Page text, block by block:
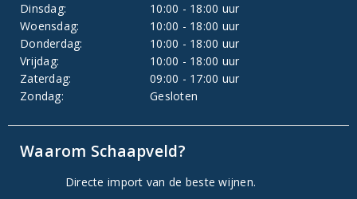
Dinsdag:
10:00 - 18:00 uur
Woensdag:
10:00 - 18:00 uur
Donderdag:
10:00 - 18:00 uur
Vrijdag:
10:00 - 18:00 uur
Zaterdag:
09:00 - 17:00 uur
Zondag:
Gesloten
Waarom Schaapveld?
Directe import van de beste wijnen.